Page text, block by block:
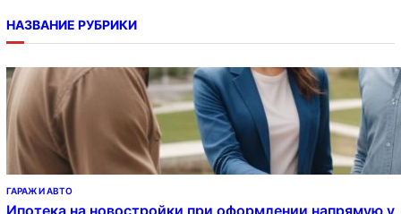
НАЗВАНИЕ РУБРИКИ
ГАРАЖ И АВТО
Ипотека на новостройки при оформлении напрямую у